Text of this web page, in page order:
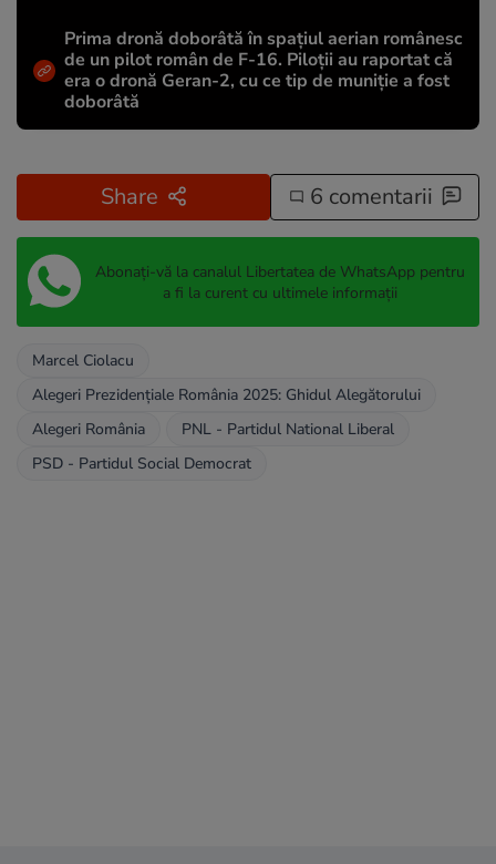
Prima dronă doborâtă în spațiul aerian românesc
de un pilot român de F-16. Piloții au raportat că
era o dronă Geran-2, cu ce tip de muniție a fost
doborâtă
Share 6 comentarii
Abonați-vă la canalul Libertatea de WhatsApp pentru
a fi la curent cu ultimele informații
Marcel Ciolacu
Alegeri Prezidențiale România 2025: Ghidul Alegătorului
Alegeri România
PNL - Partidul National Liberal
PSD - Partidul Social Democrat